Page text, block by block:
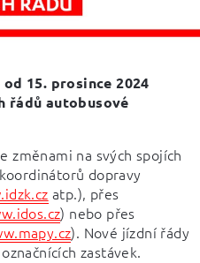
15. prosince 2024
řádů autobusové
změnami na svých spojích
dopravy
atp.), přes
) nebo přes
). Nové jízdní řády
zastávek.